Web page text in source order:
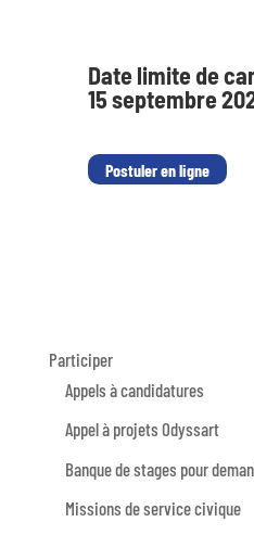
Date limite de
15 septembre
Postuler en ligne
Participer
Appels à candidatures
Appel à projets Odyssart
Banque de stages pour
Missions de service civique